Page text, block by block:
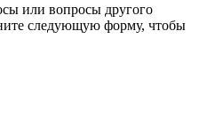
или вопросы другого
следующую форму, чтобы